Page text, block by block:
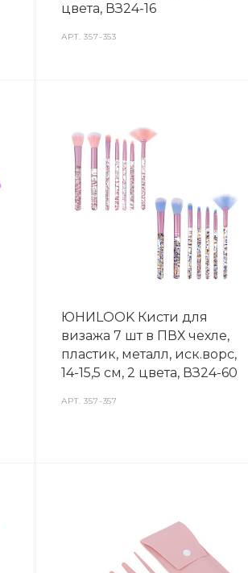
цвета, ВЗ24-16
АРТ.357-353
ЮНИLOOK Кисти для
визажа 7 шт в ПВХ чехле,
пластик, металл, иск.ворс,
14-15,5 см, 2 цвета, ВЗ24-60
АРТ.357-357